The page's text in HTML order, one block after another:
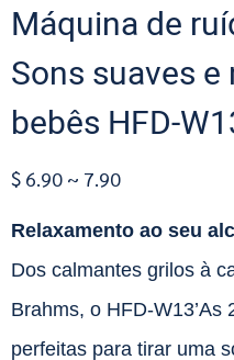
Máquina de
Sons suaves
bebês HFD-
$ 6.90 ~ 7.90
Relaxamento ao seu
Dos calmantes grilos à
Brahms, o HFD-W13’As
perfeitas para tirar uma